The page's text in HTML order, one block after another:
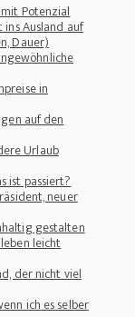
Potenzial
Ausland auf
Dauer)
in
auf den
Urlaub
ist passiert?
neuer
gestalten
leicht
der nicht viel
ich es selber